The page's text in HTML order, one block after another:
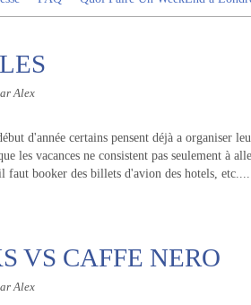
Alex
d'année certains pensent déjà a organiser
les vacances ne consistent pas seulement à
faut booker des billets d'avion des hotels,
VS CAFFE NERO
Alex